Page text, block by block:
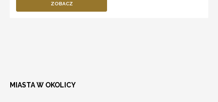
ZOBACZ
MIASTA W OKOLICY